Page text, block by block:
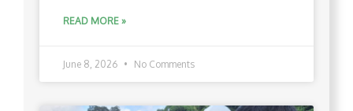
READ MORE »
June 8, 2026 No Comments